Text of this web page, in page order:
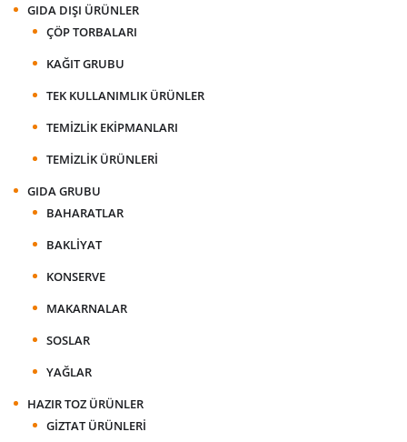
GIDA DIŞI ÜRÜNLER
ÇÖP TORBALARI
KAĞIT GRUBU
TEK KULLANIMLIK ÜRÜNLER
TEMIZLIK EKIPMANLARI
TEMIZLIK ÜRÜNLERI
GIDA GRUBU
BAHARATLAR
BAKLIYAT
KONSERVE
MAKARNALAR
SOSLAR
YAĞLAR
HAZIR TOZ ÜRÜNLER
GIZTAT ÜRÜNLERI